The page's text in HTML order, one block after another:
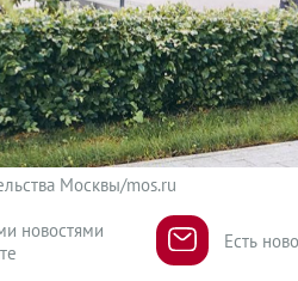
Москвы/mos.ru
новостями
Есть